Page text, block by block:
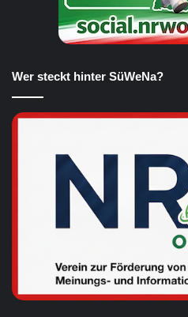
Wer steckt hinter SüWeNa?